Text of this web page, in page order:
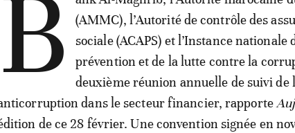
B
(AMMC), l’Autorité de contrôle des
sociale (ACAPS) et l’Instance nationale
prévention et de la lutte contre la
deuxième réunion annuelle de suivi de
dans le secteur financier, rapporte
de ce 28 février. Une convention signée en